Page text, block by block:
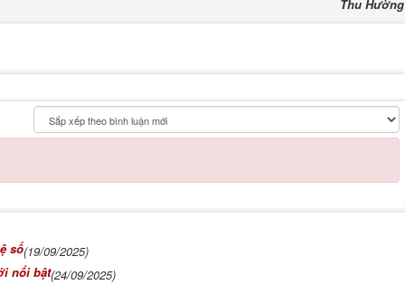
Thu Hường
số(19/09/2025)
nổi bật(24/09/2025)